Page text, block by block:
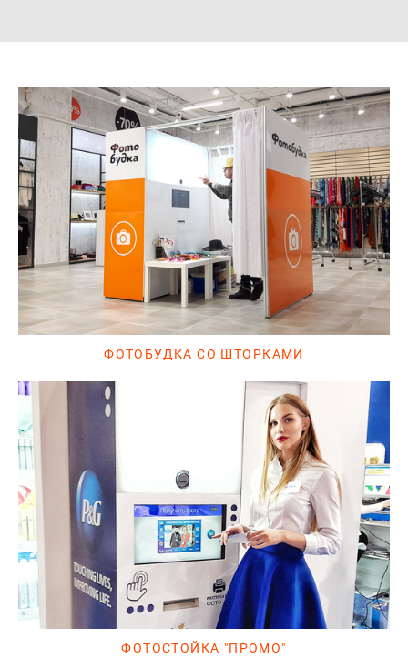
ФОТОБУДКА СО ШТОРКАМИ
ФОТОСТОЙКА "ПРОМО"